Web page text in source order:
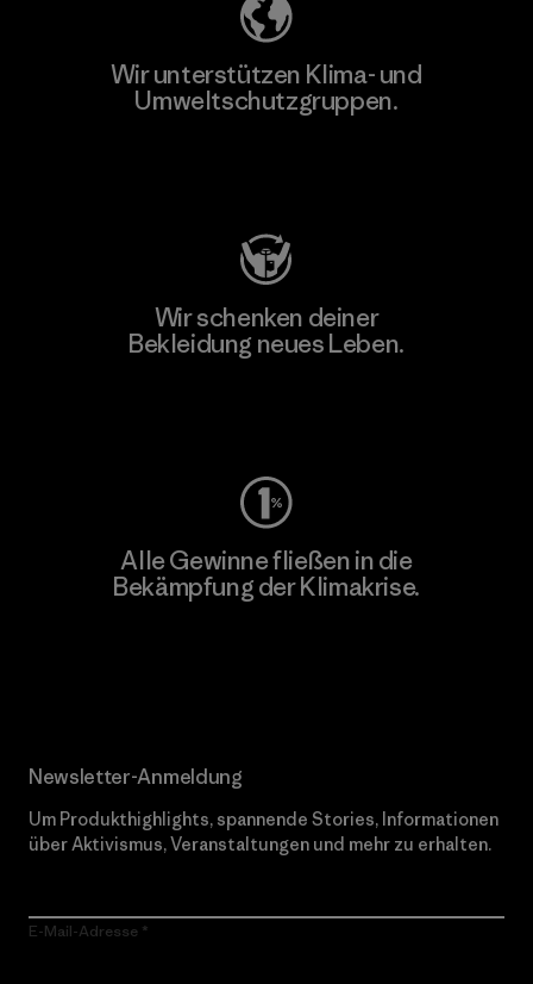
Wir unterstützen Klima- und
Umweltschutzgruppen.
Wir schenken deiner
Bekleidung neues Leben.
Alle Gewinne fließen in die
Bekämpfung der Klimakrise.
Newsletter-Anmeldung
Um Produkthighlights, spannende Stories, Informationen
über Aktivismus, Veranstaltungen und mehr zu erhalten.
E-Mail-Adresse